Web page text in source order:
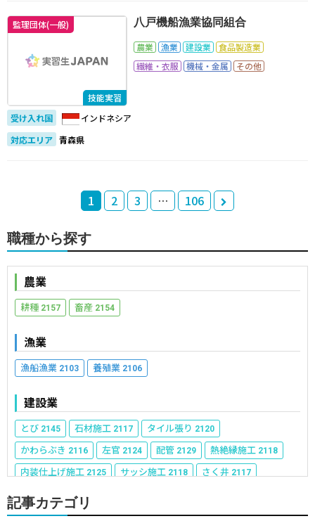
監理団体(一般)
技能実習
八戸機船漁業協同組合
農業 漁業 建設業
食品製造業
繊維・衣服
機械・金属 その他
受け入れ国
インドネシア
対応エリア 青森県
1 2 3 … 106
職種から探す
農業
耕種 2157 畜産 2154
漁業
漁船漁業 2103 養殖業 2106
建設業
とび 2145 石材施工 2117 タイル張り 2120
かわらぶき 2116 左官 2124 配管 2129 熱絶縁施工 2118
内装仕上げ施工 2125 サッシ施工 2118 さく井 2117
防水施工 2123
冷凍空気調和機器施工2119 ウェルポイント施工2113
記事カテゴリ